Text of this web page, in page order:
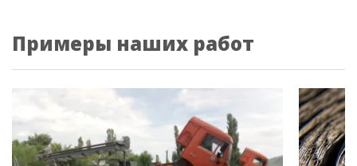
Примеры наших работ